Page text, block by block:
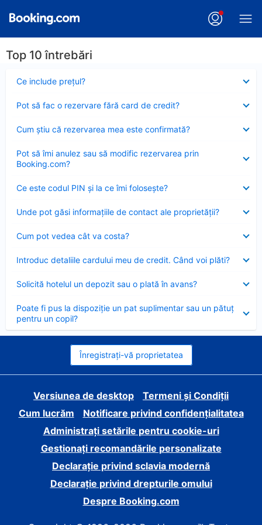
Top 10 întrebări
Ce include preţul?
închis
Pot să fac o rezervare fără card de credit?
închis
Cum ştiu că rezervarea mea este confirmată?
închis
Pot să îmi anulez sau să modific rezervarea prin
Booking.com?
închis
Ce este codul PIN şi la ce îmi foloseşte?
închis
Unde pot găsi informațiile de contact ale proprietății?
închis
Cum pot vedea cât va costa?
închis
Introduc detaliile cardului meu de credit. Când voi plăti?
închis
Solicită hotelul un depozit sau o plată în avans?
închis
Poate fi pus la dispoziție un pat suplimentar sau un pătuț
pentru un copil?
închis
Înregistrați-vă proprietatea
Versiunea de desktop
Termeni și Condiții
Cum lucrăm
Notificare privind confidențialitatea
Administrați setările pentru cookie-uri
Gestionați recomandările personalizate
Declarație privind sclavia modernă
Declarație privind drepturile omului
Despre Booking.com